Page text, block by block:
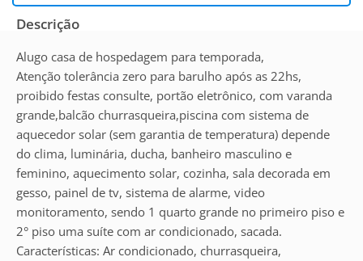
Descrição
Alugo casa de hospedagem para temporada,
Atenção tolerância zero para barulho após as 22hs,
proibido festas consulte, portão eletrônico, com varanda
grande,balcão churrasqueira,piscina com sistema de
aquecedor solar (sem garantia de temperatura) depende
do clima, luminária, ducha, banheiro masculino e
feminino, aquecimento solar, cozinha, sala decorada em
gesso, painel de tv, sistema de alarme, video
monitoramento, sendo 1 quarto grande no primeiro piso e
2° piso uma suíte com ar condicionado, sacada.
Características: Ar condicionado, churrasqueira,